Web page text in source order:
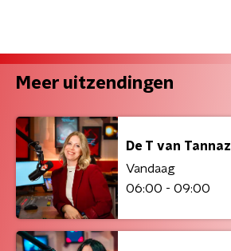
Meer uitzendingen
De T van Tannaz
Vandaag
06:00 - 09:00